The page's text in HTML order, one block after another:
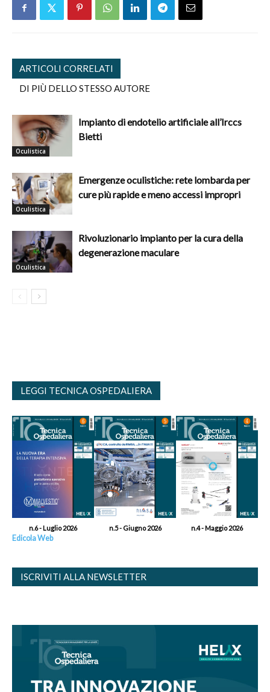
ARTICOLI CORRELATI
DI PIÙ DELLO STESSO AUTORE
Oculistica
Impianto di endotelio artificiale all’Irccs
Bietti
Oculistica
Emergenze oculistiche: rete lombarda per
cure più rapide e meno accessi impropri
Oculistica
Rivoluzionario impianto per la cura della
degenerazione maculare
LEGGI TECNICA OSPEDALIERA
n.6 - Luglio 2026 n.5 - Giugno 2026 n.4 - Maggio 2026
Edicola Web
ISCRIVITI ALLA NEWSLETTER